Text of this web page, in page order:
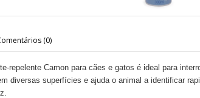
(0)
repelente Camon para cães e gatos é ideal para
diversas superfícies e ajuda o animal a identificar